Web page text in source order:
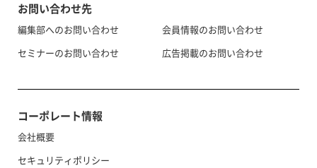
お問い合わせ先
編集部へのお問い合わせ
セミナーのお問い合わせ
会員情報のお問い合わせ
広告掲載のお問い合わせ
コーポレート情報
会社概要
セキュリティポリシー